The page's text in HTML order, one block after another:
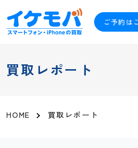
ご予約は
買取レポート
HOME 買取レポート